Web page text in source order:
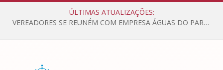
ÚLTIMAS ATUALIZAÇÕES:
VEREADORES SE REUNÉM COM EMPRESA ÁGUAS DO PARÁ, PARA APRESENTAR REIVINDICAÇÕES E MELHORIAS NA QUALIDADE DOS SERVIÇOS OFERECIDOS Á POPULAÇÃO.